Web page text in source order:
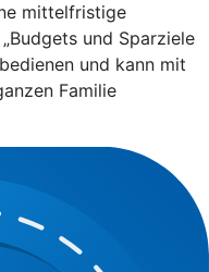
mittelfristige
und Sparziele
und kann mit
Familie